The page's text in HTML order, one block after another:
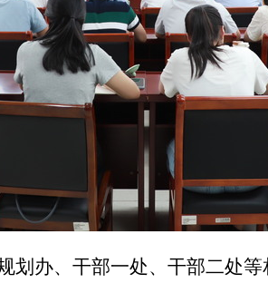
划办、干部一处、干部二处